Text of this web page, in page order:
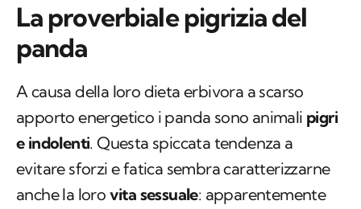
La proverbiale pigrizia del
panda
A causa della loro dieta erbivora a scarso
apporto energetico i panda sono animali pigri
e indolenti. Questa spiccata tendenza a
evitare sforzi e fatica sembra caratterizzarne
anche la loro vita sessuale: apparentemente